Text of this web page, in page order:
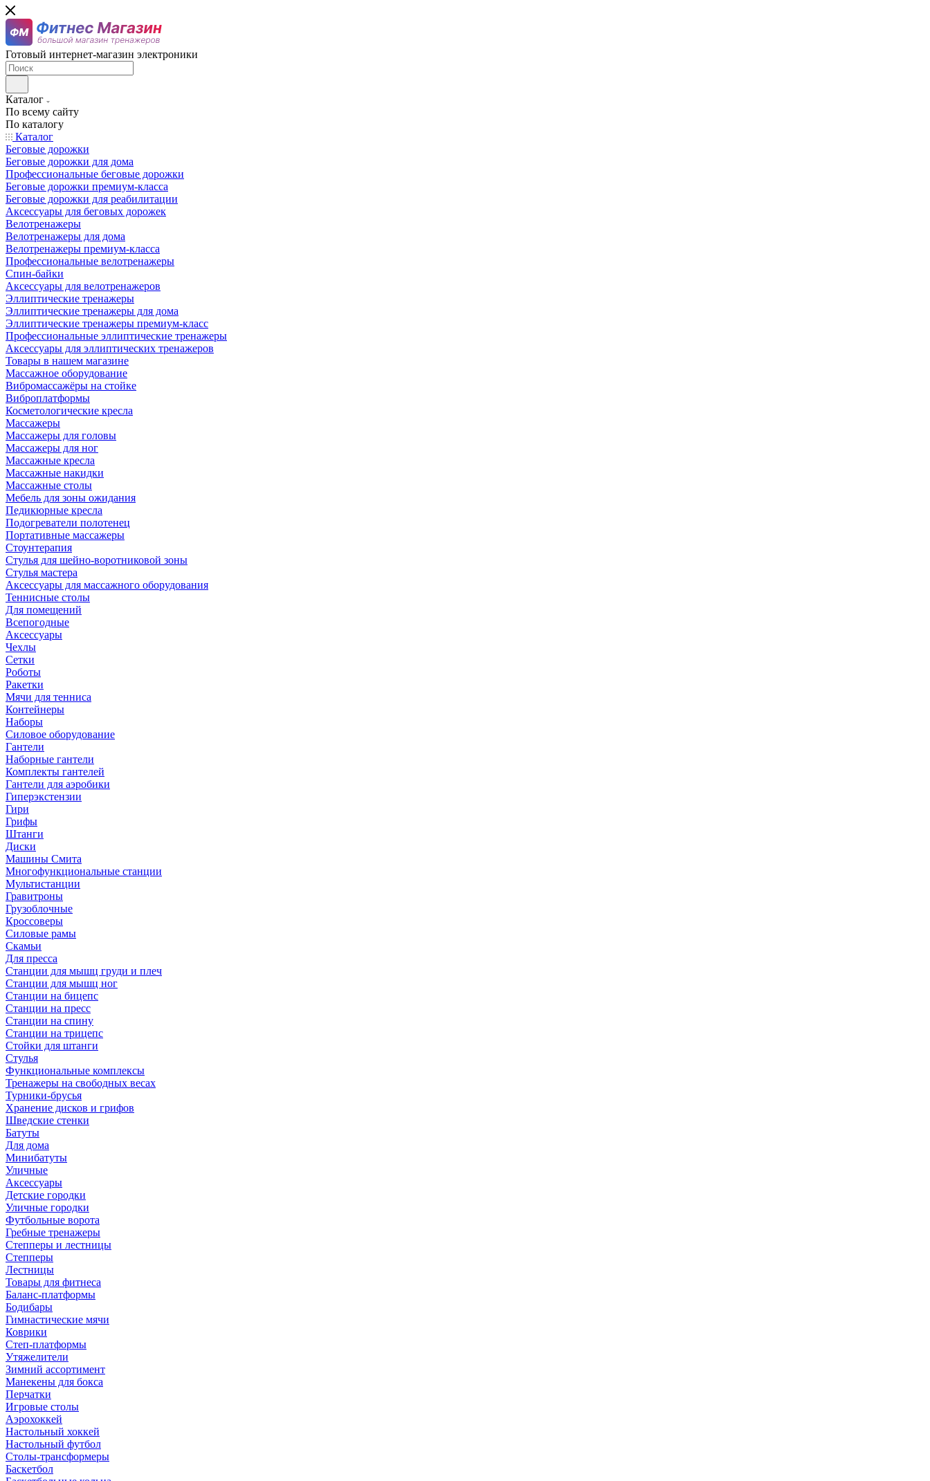
Готовый интернет-магазин электроники
Каталог
По всему сайту
По каталогу
Каталог
Беговые дорожки
Беговые дорожки для дома
Профессиональные беговые дорожки
Беговые дорожки премиум-класса
Беговые дорожки для реабилитации
Аксессуары для беговых дорожек
Велотренажеры
Велотренажеры для дома
Велотренажеры премиум-класса
Профессиональные велотренажеры
Спин-байки
Аксессуары для велотренажеров
Эллиптические тренажеры
Эллиптические тренажеры для дома
Эллиптические тренажеры премиум-класс
Профессиональные эллиптические тренажеры
Аксессуары для эллиптических тренажеров
Товары в нашем магазине
Массажное оборудование
Вибромассажёры на стойке
Виброплатформы
Косметологические кресла
Массажеры
Массажеры для головы
Массажеры для ног
Массажные кресла
Массажные накидки
Массажные столы
Мебель для зоны ожидания
Педикюрные кресла
Подогреватели полотенец
Портативные массажеры
Стоунтерапия
Стулья для шейно-воротниковой зоны
Стулья мастера
Аксессуары для массажного оборудования
Теннисные столы
Для помещений
Всепогодные
Аксессуары
Чехлы
Сетки
Роботы
Ракетки
Мячи для тенниса
Контейнеры
Наборы
Силовое оборудование
Гантели
Наборные гантели
Комплекты гантелей
Гантели для аэробики
Гиперэкстензии
Гири
Грифы
Штанги
Диски
Машины Смита
Многофункциональные станции
Мультистанции
Гравитроны
Грузоблочные
Кроссоверы
Силовые рамы
Скамьи
Для пресса
Станции для мышц груди и плеч
Станции для мышц ног
Станции на бицепс
Станции на пресс
Станции на спину
Станции на трицепс
Стойки для штанги
Стулья
Функциональные комплексы
Тренажеры на свободных весах
Турники-брусья
Хранение дисков и грифов
Шведские стенки
Батуты
Для дома
Минибатуты
Уличные
Аксессуары
Детские городки
Уличные городки
Футбольные ворота
Гребные тренажеры
Степперы и лестницы
Степперы
Лестницы
Товары для фитнеса
Баланс-платформы
Бодибары
Гимнастические мячи
Коврики
Степ-платформы
Утяжелители
Зимний ассортимент
Манекены для бокса
Перчатки
Игровые столы
Аэрохоккей
Настольный хоккей
Настольный футбол
Столы-трансформеры
Баскетбол